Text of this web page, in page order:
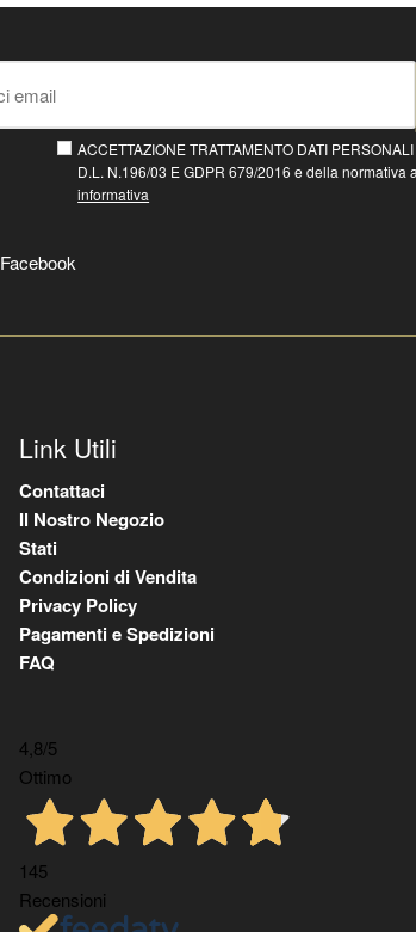
ACCETTAZIONE TRATTAMENTO DATI PERSONALI
D.L. N.196/03 E GDPR 679/2016 e della normativa
informativa
Facebook
Link Utili
Contattaci
Il Nostro Negozio
Stati
Condizioni di Vendita
Privacy Policy
Pagamenti e Spedizioni
FAQ
4,8/5
Ottimo
145
Recensioni